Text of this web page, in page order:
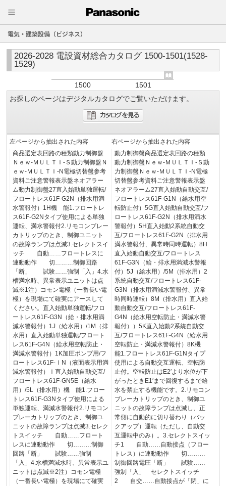
電気・建築設備（ビジネス）
2026-2028 電設資材総合カタログ 1500-1501(1528-
1529)
1500
1501
お探しのページはデジタルカタログでご覧いただけます。
左ページから抽出された内容
商品選定表回路の種類動力制御盤
Ｎｅｗ-ＭＵＬＴＩ-Ｓ動力制御盤Ｎ
ｅｗ-ＭＵＬＴＩ-N電極切替盤参考
資料ご注意警報表示盤ネオアラー
ム動力制御盤27直入始動単独運転/
フロートレス61F-G2N（排水用満
水警報付）1H機 能1.フロートレ
ス61F-G2Nタイプ使用による単独
運転、満水警報付2.リモコンブレー
カトリップのとき、制御ユニット
の故障ランプは点滅3.セレクトスイ
ッチ 自動……フロートレスに
連動動作 切………制御回路
「断」 試験……強制「入」4.水
槽満水時、異常表示ユニットは点
滅※1注）コモン電極（一番長い電
極）を現場にて確実にアースして
ください。直入始動単独運転/フロ
ートレス61F-G3N（給・排水用満
減水警報付）1J（給水用）/1M（排
水用）直入始動単独運転/フロート
レス61F-G4N（給水用空転防止・
満減水警報付）1K加圧ポンプ用/フ
ロートレス61F-ⅠN（液面表示用満
減水警報付）Ⅰ直入始動自動交互/
フロートレス61F-GN5E（給水
用）/5L（排水用）機 能1.フロー
トレス61F-G3Nタイプ使用による
単独運転、満減水警報付2.リモコン
ブレーカトリップのとき、制御ユ
ニットの故障ランプは点滅3.セレク
トスイッチ 自動……フロート
レスに連動動作 切………制御
回路「断」 試験……強制
「入」4.水槽満減水時、異常表示ユ
ニットは点滅※2注）コモン電極
（一番長い電極）を現場にて確実
右ページから抽出された内容
動力制御盤商品選定表回路の種類
動力制御盤Ｎｅｗ-ＭＵＬＴＩ-Ｓ動
力制御盤Ｎｅｗ-ＭＵＬＴＩ-N電極
切替盤参考資料ご注意警報表示盤
ネオアラーム27直入始動自動交互/
フロートレス61F-G1N（給水用空
転防止付）5G直入始動自動交互/フ
ロートレス61F-G2N（排水用満水
警報付）5H直入始動2系統自動交
互/フロートレス61F-G2N（排水用
満水警報付、異常時同時運転）8H
直入始動自動交互/フロートレス
61F-G3N（給・排水用満減水警報
付）5J（給水用）/5M（排水用）2
系統自動交互/フロートレス61F-
G3N（排水用満減水警報付、異常
時同時運転）8M（排水用）直入始
動自動交互/フロートレス61F-
G4N（給水用空転防止・満減水警
報付））5K直入始動2系統自動交
互/フロートレス61F-G4N（給水用
空転防止・満減水警報付）8K機
能1.フロートレス61F-G1Nタイプ
使用による自動交互運転、空転防
止付。空転防止はE2′より水位が下
がったときE1′まで回復するまで給
水を禁止する機能です。2.リモコン
ブレーカトリップのとき、制御ユ
ニットの故障ランプは点滅し、正
常側に自動的に切り替わり（バッ
クアップ）運転（ただし、自動交
互運転中のみ）。3.セレクトスイッ
チ1 自動……自動接点（フロー
トレス）に連動動作 切………
制御回路電圧「断」 試験……
強制「入」 セレクトスイッチ
2 自交……自動接点が「閉」に